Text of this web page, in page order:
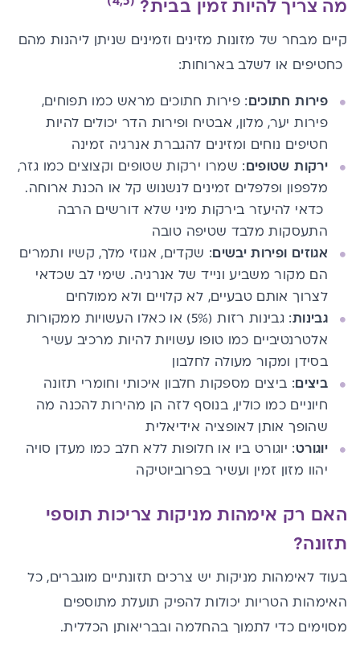
מה צריך להיות זמין בבית?
קיים מבחר של מזונות מזינים וזמינים שניתן ליהנות מה​ם​
כחטיפים או לשלב בארוחות:
פירות חתוכים: פירות חתוכים מראש כמו תפוחים,
פירות יער, מלו​ן​, אבטיח ופירות הדר יכולים להיות
חטיפים נוחים ומזינים להגברת אנרגיה זמינה
ירקות שטופים: שמרו ירקות שטופים וקצוצים כמו גזר,
מלפפון ופלפלים זמינים לנשנוש קל או הכנת ארוחה.​
כדאי להיעזר בירקות מיני שלא דורשים הרבה
התעסקות מלבד שטיפה טובה
אגוזים ופירות יבשים: שקדים, אגוזי מלך, קשיו ותמרים
הם מקור משביע ונייד של אנרגיה. שימי לב שכדאי
לצרוך אותם טבעיים, לא קלויים ולא ממולחים
גבינות
: גבינות ​רזות (5%)​ או כאלו העשויות ממקורות
אלטרנטיביים כמו טופו עשויות להיות מרכיב עשיר
בסידן​ ומקור מעולה לחלבון
ביצים: ביצים מספקות חלבון איכותי וחומרי תזונה
חיוניים כמו כולין, בנוסף לזה הן מהירות להכנה מה
שהופך אותן לאופציה אידיאלית
יוגורט: יוגורט ביו או חלופות ללא חלב כמו מעדן סויה
יהוו מזון זמין ועשיר בפרוביוטיקה
האם רק א​י​מהות מניקות צריכות תוספי
תזונה​?
בעוד לאימהות מניקות יש צרכים תזונתיים מוגברים, כל
האימהות הטריות יכולות להפיק תועלת מתוספים
מסוימים כדי לתמוך בהחלמה ובבריאותן הכללית.